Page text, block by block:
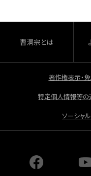
o
o
k
曹洞宗とは
著作権表示・
特定個人情報等の
ソーシャ